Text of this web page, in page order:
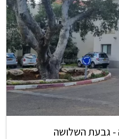
- גבעת השלושה